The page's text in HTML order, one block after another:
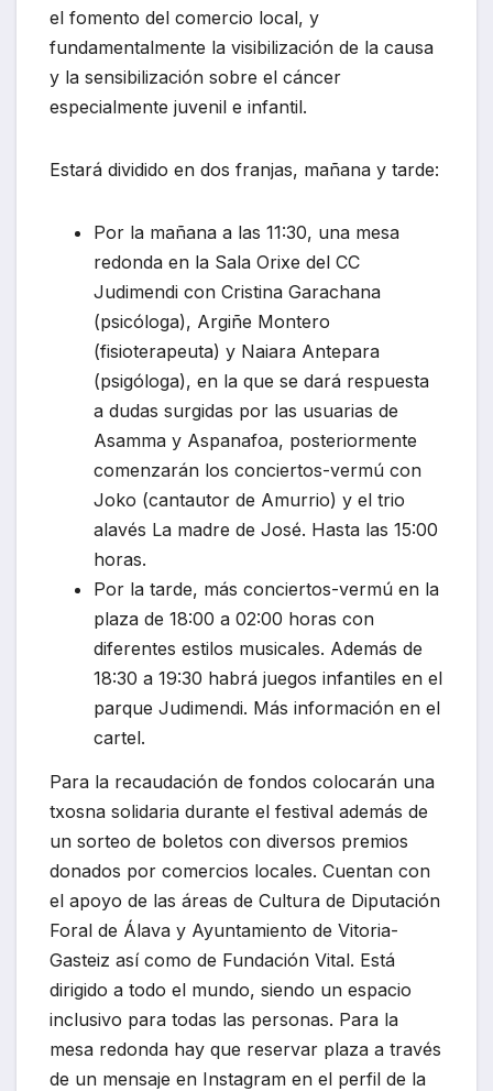
el fomento del comercio local, y
fundamentalmente la visibilización de la causa
y la sensibilización sobre el cáncer
especialmente juvenil e infantil.
Estará dividido en dos franjas, mañana y tarde:
Por la mañana a las 11:30, una mesa
redonda en la Sala Orixe del CC
Judimendi con Cristina Garachana
(psicóloga), Argiñe Montero
(fisioterapeuta) y Naiara Antepara
(psigóloga), en la que se dará respuesta
a dudas surgidas por las usuarias de
Asamma y Aspanafoa, posteriormente
comenzarán los conciertos-vermú con
Joko (cantautor de Amurrio) y el trio
alavés La madre de José. Hasta las 15:00
horas.
Por la tarde, más conciertos-vermú en la
plaza de 18:00 a 02:00 horas con
diferentes estilos musicales. Además de
18:30 a 19:30 habrá juegos infantiles en el
parque Judimendi. Más información en el
cartel.
Para la recaudación de fondos colocarán una
txosna solidaria durante el festival además de
un sorteo de boletos con diversos premios
donados por comercios locales. Cuentan con
el apoyo de las áreas de Cultura de Diputación
Foral de Álava y Ayuntamiento de Vitoria-
Gasteiz así como de Fundación Vital. Está
dirigido a todo el mundo, siendo un espacio
inclusivo para todas las personas. Para la
mesa redonda hay que reservar plaza a través
de un mensaje en Instagram en el perfil de la